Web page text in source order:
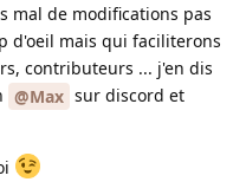
mal de modifications pas
d'oeil mais qui faciliterons
contributeurs ... j'en dis
@Max sur discord et